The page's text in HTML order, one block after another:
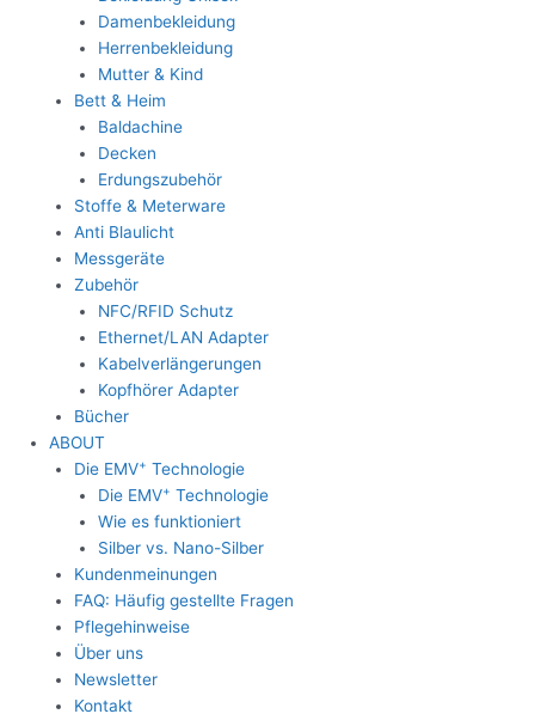
Damenbekleidung
Herrenbekleidung
Mutter & Kind
Bett & Heim
Baldachine
Decken
Erdungszubehör
Stoffe & Meterware
Anti Blaulicht
Messgeräte
Zubehör
NFC/RFID Schutz
Ethernet/LAN Adapter
Kabelverlängerungen
Kopfhörer Adapter
Bücher
ABOUT
Die EMV+ Technologie
Die EMV+ Technologie
Wie es funktioniert
Silber vs. Nano-Silber
Kundenmeinungen
FAQ: Häufig gestellte Fragen
Pflegehinweise
Über uns
Newsletter
Kontakt